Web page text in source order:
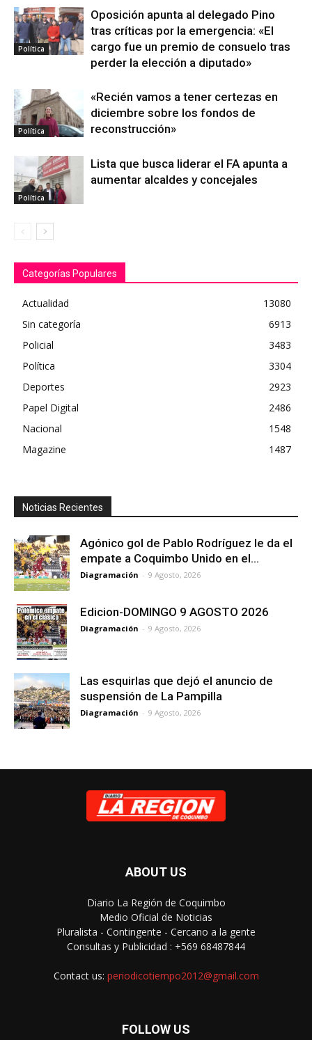
Política
Oposición apunta al delegado Pino
tras críticas por la emergencia: «El
cargo fue un premio de consuelo tras
perder la elección a diputado»
Política
«Recién vamos a tener certezas en
diciembre sobre los fondos de
reconstrucción»
Política
Lista que busca liderar el FA apunta a
aumentar alcaldes y concejales
Categorías Populares
Actualidad
13080
Sin categoría
6913
Policial
3483
Política
3304
Deportes
2923
Papel Digital
2486
Nacional
1548
Magazine
1487
Noticias Recientes
Agónico gol de Pablo Rodríguez le da el
empate a Coquimbo Unido en el...
Diagramación - 9 Agosto, 2026
Edicion-DOMINGO 9 AGOSTO 2026
Diagramación - 9 Agosto, 2026
Las esquirlas que dejó el anuncio de
suspensión de La Pampilla
Diagramación - 9 Agosto, 2026
ABOUT US
Diario La Región de Coquimbo
Medio Oficial de Noticias
Pluralista - Contingente - Cercano a la gente
Consultas y Publicidad : +569 68487844
Contact us: periodicotiempo2012@gmail.com
FOLLOW US